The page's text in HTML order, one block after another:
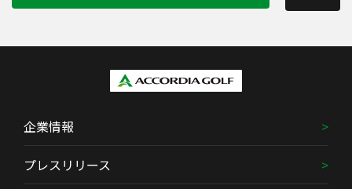
企業情報
プレスリリース